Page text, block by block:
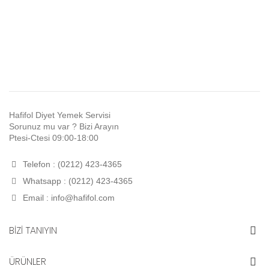
Hafifol Diyet Yemek Servisi
Sorunuz mu var ? Bizi Arayın
Ptesi-Ctesi 09:00-18:00
Telefon : (0212) 423-4365
Whatsapp : (0212) 423-4365
Email : info@hafifol.com
BİZİ TANIYIN
ÜRÜNLER